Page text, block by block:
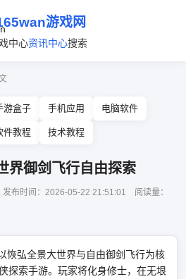
游戏网
中心资讯中心搜索
游盒子 手机应用 电脑软件
件教程 技术教程
界御剑飞行自由探索
布时间：2026-05-22 21:51:01 阅读量：
恢弘全景大世界与自由御剑飞行为核
探索手游。玩家将化身修士，在无垠